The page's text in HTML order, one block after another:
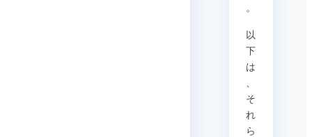
。
以
下
は
、
そ
れ
ら